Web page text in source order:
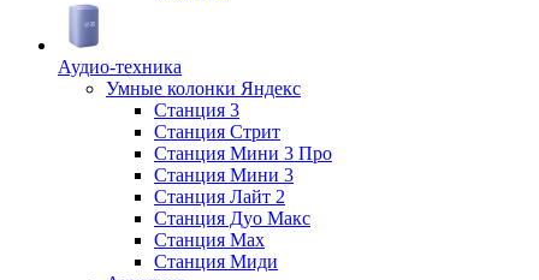
Аудио-техника
Умные колонки Яндекс
Станция 3
Станция Стрит
Станция Мини 3 Про
Станция Мини 3
Станция Лайт 2
Станция Дуо Макс
Станция Max
Станция Миди